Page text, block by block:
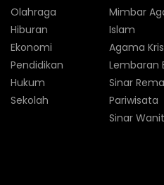
Olahraga
Hiburan
Ekonomi
Pendidikan
Hukum
Sekolah
Mimbar
Islam
Agama
Lembaran
Sinar
Pariwisata
Sinar